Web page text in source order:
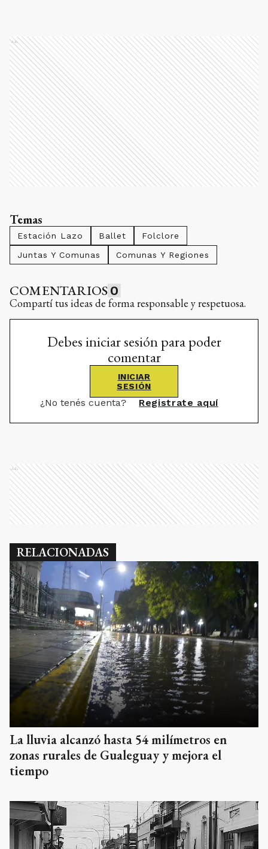
Ads
Temas
Estación Lazo Ballet
Folclore
Juntas Y Comunas
Comunas Y Regiones
COMENTARIOS 0
Compartí tus ideas de forma responsable y respetuosa.
Debes iniciar sesión para poder
comentar
INICIAR
SESIÓN
¿No tenés cuenta? Registrate aquí
Ads
RELACIONADAS
La lluvia alcanzó hasta 54 milímetros en
zonas rurales de Gualeguay y mejora el
tiempo